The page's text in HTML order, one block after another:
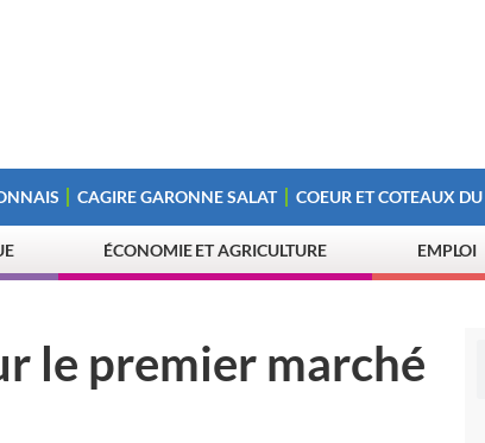
CAGIRE GARONNE SALAT COEUR ET COTEAUX
ÉCONOMIE ET AGRICULTURE EMPLOI
le premier marché